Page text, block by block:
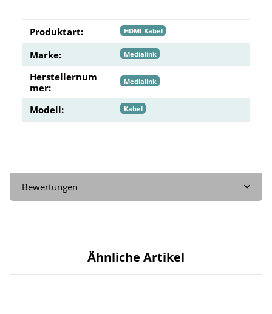
Produktart: HDMI Kabel
Marke: Medialink
Herstellernum
mer:
Medialink
Modell: Kabel
Bewertungen
Ähnliche Artikel